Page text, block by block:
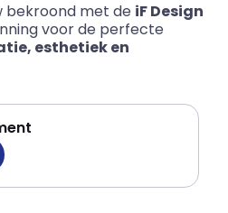
bekroond met de iFDesign
voorde perfecte
, esthetieken